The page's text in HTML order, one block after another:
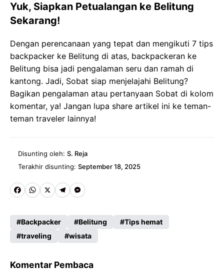
Yuk, Siapkan Petualangan ke Belitung
Sekarang!
Dengan perencanaan yang tepat dan mengikuti 7 tips
backpacker ke Belitung di atas, backpackeran ke
Belitung bisa jadi pengalaman seru dan ramah di
kantong. Jadi, Sobat siap menjelajahi Belitung?
Bagikan pengalaman atau pertanyaan Sobat di kolom
komentar, ya! Jangan lupa share artikel ini ke teman-
teman traveler lainnya!
Disunting oleh: S. Reja
Terakhir disunting: September 18, 2025
Fa
b
o
W
ts
A
X
Te
gr
a
M
se
n
Backpacker Belitung
Tips hemat
traveling
wisata
Komentar Pembaca